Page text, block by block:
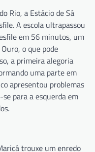
Rio, a Estácio de Sá
A escola ultrapassou
em 56 minutos, um
o que pode
a primeira alegoria
uma parte em
apresentou problemas
para a esquerda em
trouxe um enredo